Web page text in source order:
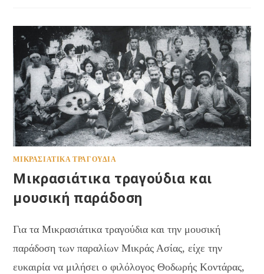
ΜΙΚΡΑΣΙΆΤΙΚΑ ΤΡΑΓΟΎΔΙΑ
Μικρασιάτικα τραγούδια και
μουσική παράδοση
Για τα Μικρασιάτικα τραγούδια και την μουσική
παράδοση των παραλίων Μικράς Ασίας, είχε την
ευκαιρία να μιλήσει ο φιλόλογος Θοδωρής Κοντάρας,